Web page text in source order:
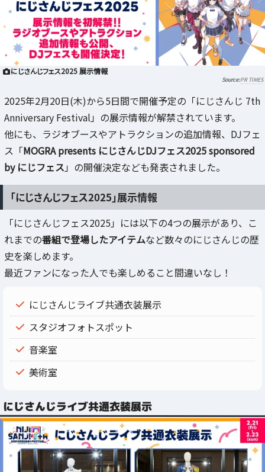
にじさんじフェス2025 展示情報
PR TIMES
2025年2月20日(木)から5日間で開催予定の「にじさんじ 7th
Anniversary Festival」の展示情報が解禁されています。
他にも、ラジオブースやアトラクションの追加情報、DJフェ
ス「MOGRA presents にじさんじDJフェス2025 sponsored
by にじフェス 」の開催決定なども発表されました。
「にじさんじフェス2025」展示情報
「にじさんじフェス2025」には以下の4つの展示があり、こ
れまでの番組で登場したアイテムなど数々のにじさんじの歴
史を楽しめます。
最近ファンになった人でも楽しめること間違いなし！
にじさんじライブ共通衣装展示
スタジオフォトスポット
音楽室
美術室
にじさんじライブ共通衣装展示